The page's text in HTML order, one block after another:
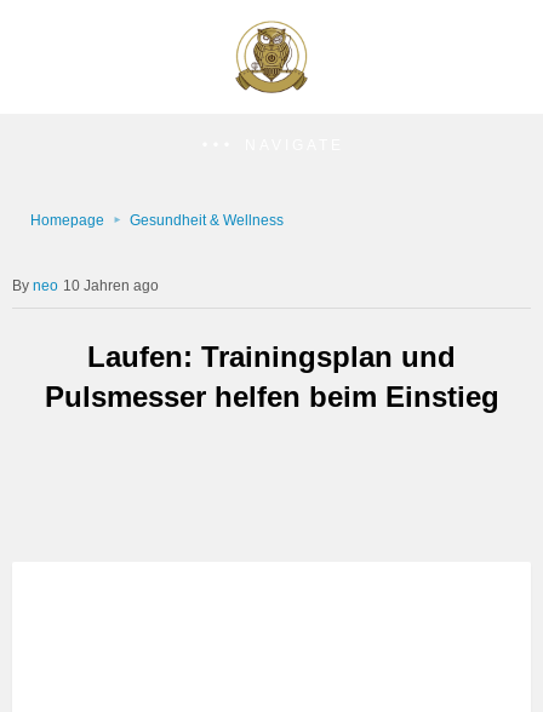
Homepage Gesundheit & Wellness
neo 10 Jahren ago
Laufen: Trainingsplan und
Pulsmesser helfen beim Einstieg